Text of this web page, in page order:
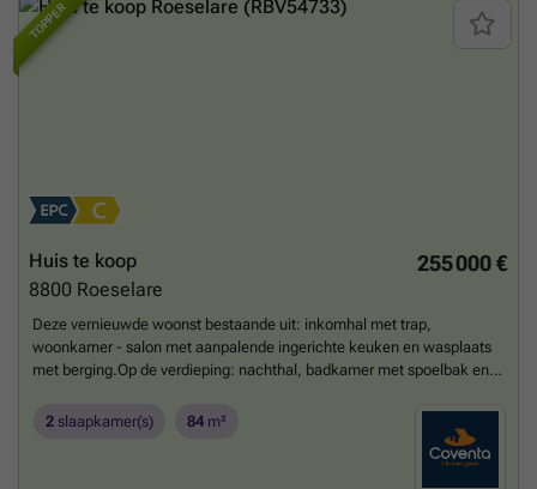
TOPPER
255 000 €
Huis te koop
8800 Roeselare
Deze vernieuwde woonst bestaande uit: inkomhal met trap,
woonkamer - salon met aanpalende ingerichte keuken en wasplaats
met berging.Op de verdieping: nachthal, badkamer met spoelbak en
geleden vernieuwd;+ Ruime zonnige tuin;+ Kindvriendelijke wijk;+
Diverse mogelijkheden.EPC 223 kWh/m²Vg – Wg – Gmo – Gvkr –
GVvBenieuwd naar dit pand of een andere eigendom? ### –
2 slaapkamer(s) 84 m²